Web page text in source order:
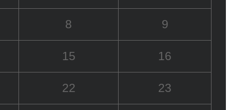
8 9
15 16
22 23